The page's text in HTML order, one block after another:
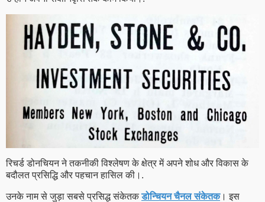
रिचर्ड डोनचियन ने तकनीकी विश्लेषण के क्षेत्र में अपने शोध और विकास के
बदौलत प्रसिद्धि और पहचान हासिल की।.
उनके नाम से जुड़ा सबसे प्रसिद्ध संकेतकडोन्चियन चैनल संकेतक। इस